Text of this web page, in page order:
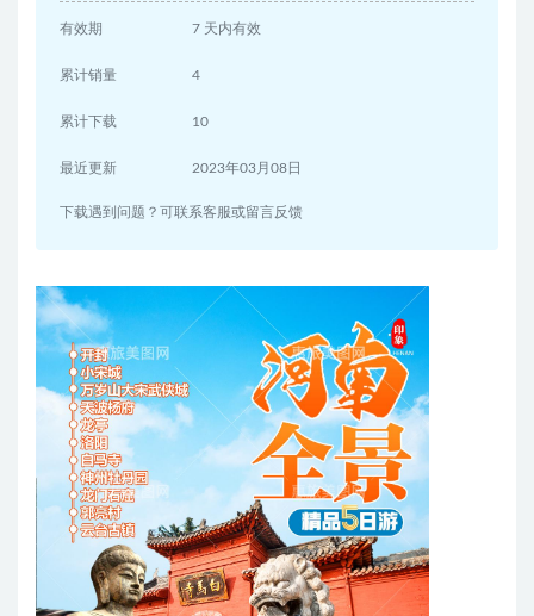
有效期 7 天内有效
累计销量 4
累计下载 10
最近更新 2023年03月08日
下载遇到问题？可联系客服或留言反馈